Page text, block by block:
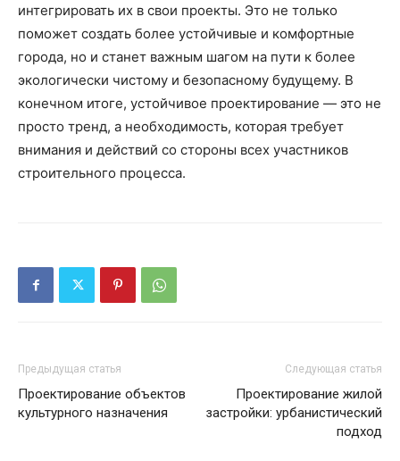
интегрировать их в свои проекты. Это не только
поможет создать более устойчивые и комфортные
города, но и станет важным шагом на пути к более
экологически чистому и безопасному будущему. В
конечном итоге, устойчивое проектирование — это не
просто тренд, а необходимость, которая требует
внимания и действий со стороны всех участников
строительного процесса.
Предыдущая статья
Проектирование объектов
культурного назначения
Следующая статья
Проектирование жилой
застройки: урбанистический
подход